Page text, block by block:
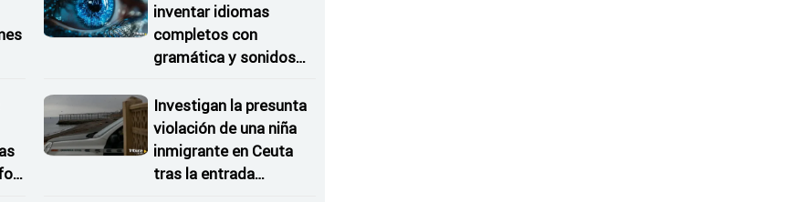
inventar idiomas
completos con
gramática y sonidos
Investigan la presunta
violación de una niña
inmigrante en Ceuta
tras la entrada